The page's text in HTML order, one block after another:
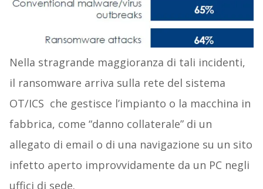
Nella stragrande maggioranza di tali incidenti,
il ransomware arriva sulla rete del sistema
OT/ICS che gestisce l’impianto o la macchina in
fabbrica, come “danno collaterale” di un
allegato di email o di una navigazione su un sito
infetto aperto improvvidamente da un PC negli
uffici di sede.